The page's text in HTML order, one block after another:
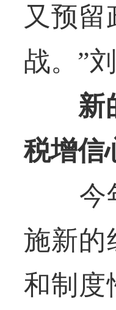
又预
战。”
新的
税增信
今年
施新的
和制度